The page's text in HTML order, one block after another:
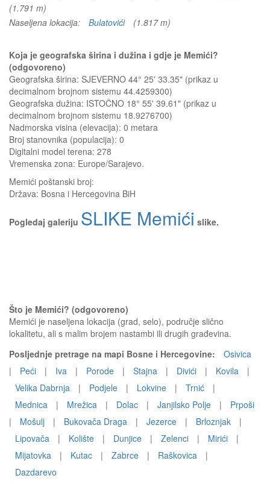
(1.791 m)
Naseljena lokacija:
Bulatovići (1.817 m)
Koja je geografska širina i dužina i gdje je Memići?
(odgovoreno)
Geografska širina: SJEVERNO 44° 25' 33.35" (prikaz u
decimalnom brojnom sistemu 44.4259300)
Geografska dužina: ISTOČNO 18° 55' 39.61" (prikaz u
decimalnom brojnom sistemu 18.9276700)
Nadmorska visina (elevacija): 0 metara
Broj stanovnika (populacija): 0
Digitalni model terena: 278
Vremenska zona: Europe/Sarajevo.
Memići poštanski broj:
Država: Bosna i Hercegovina BiH
Pogledaj galeriju SLIKE Memići slike.
Što je Memići? (odgovoreno)
Memići je naseljena lokacija (grad, selo), područje slično
lokalitetu, ali s malim brojem nastambi ili drugih građevina.
Posljednje pretrage na mapi Bosne i Hercegovine:
Osivica
|
Peći | Iva | Porode | Stajna | Divići | Kovila
|
Velika Dabrnja
| Podjele | Lokvine | Trnić
|
Mednica
| Mrežica | Dolac | Janjilsko Polje |
Prpoši
|
Mošulj | Bukovača Draga | Jezerce | Brloznjak
|
Lipovača
| Kolište | Dunjice | Zelenci | Mirići
|
Mijatovka
| Kutac | Zabrce | Raškovica
|
Dazdarevo